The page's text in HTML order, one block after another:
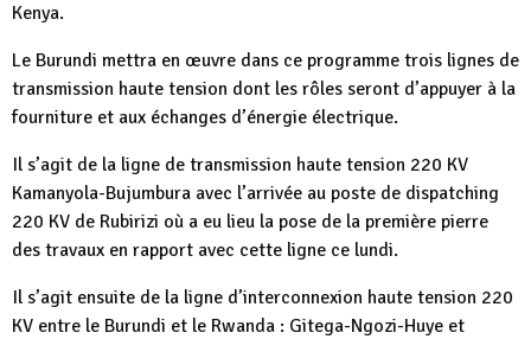
Kenya.
Le Burundi mettra en œuvre dans ce programme trois lignes de
transmission haute tension dont les rôles seront d’appuyer à la
fourniture et aux échanges d’énergie électrique.
Il s’agit de la ligne de transmission haute tension 220 KV
Kamanyola-Bujumbura avec l’arrivée au poste de dispatching
220 KV de Rubirizi où a eu lieu la pose de la première pierre
des travaux en rapport avec cette ligne ce lundi.
Il s’agit ensuite de la ligne d’interconnexion haute tension 220
KV entre le Burundi et le Rwanda : Gitega-Ngozi-Huye et